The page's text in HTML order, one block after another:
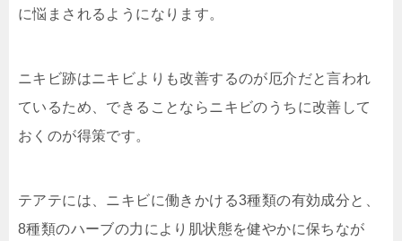
に悩まされるようになります。
ニキビ跡はニキビよりも改善するのが厄介だと言われ
ているため、できることならニキビのうちに改善して
おくのが得策です。
テアテには、ニキビに働きかける3種類の有効成分と、
8種類のハーブの力により肌状態を健やかに保ちなが